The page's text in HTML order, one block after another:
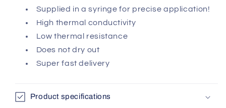
Supplied in a syringe for precise application!
High thermal conductivity
Low thermal resistance
Does not dry out
Super fast delivery
Product specifications